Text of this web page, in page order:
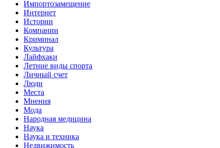
Импортозамещение
Интернет
Истории
Компании
Криминал
Культура
Лайфхаки
Летние виды спорта
Личный счет
Люди
Места
Мнения
Мода
Народная медицина
Наука
Наука и техника
Недвижимость